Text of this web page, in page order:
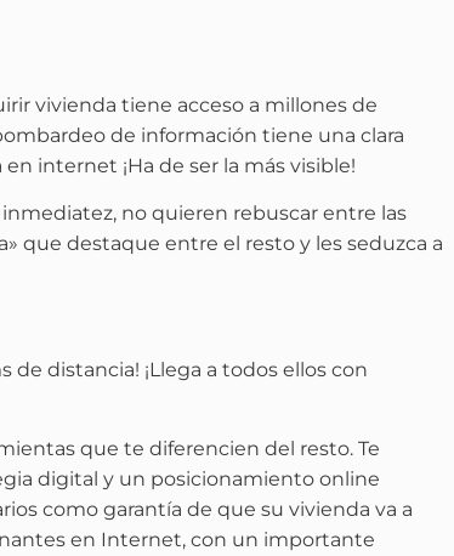
vivienda tiene acceso a millones de
de información tiene una clara
internet ¡Ha de ser la más visible!
no quieren rebuscar entre las
que destaque entre el resto y les seduzca a
de distancia! ¡Llega a todos ellos con
que te diferencien del resto. Te
digital y un posicionamiento online
como garantía de que su vivienda va a
en Internet, con un importante